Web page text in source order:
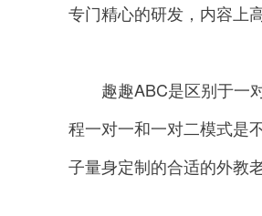
专门精心的研发，内容上
趣趣ABC是区别于一对
程一对一和一对二模式是
子量身定制的合适的外教